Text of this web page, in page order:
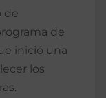
de
de
inició una
los